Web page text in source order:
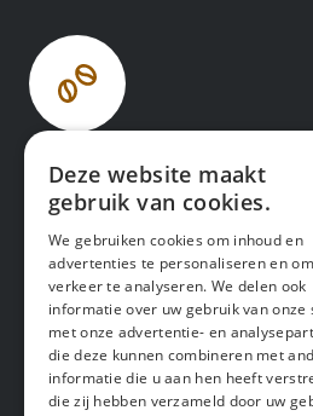
Specialty Koffie kwaliteit
Deze website maakt
gebruik van cookies.
We gebruiken cookies om inhoud en
advertenties te personaliseren en
verkeer te analyseren. We delen ook
informatie over uw gebruik van onze
met onze advertentie- en
die deze kunnen combineren met
informatie die u aan hen heeft
die zij hebben verzameld door uw